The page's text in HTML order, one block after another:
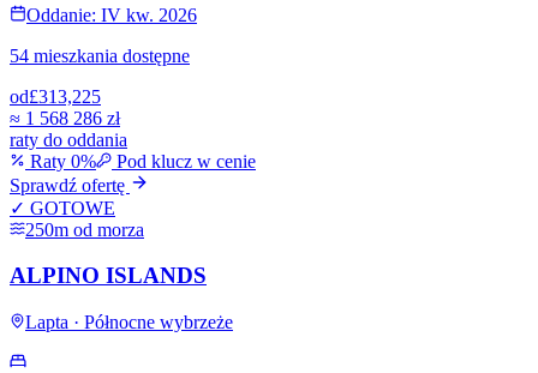
Oddanie: IV kw. 2026
54 mieszkania dostępne
od£313,225
≈ 1 568 286 zł
raty do oddania
Raty 0%
Pod klucz w cenie
Sprawdź ofertę
✓ GOTOWE
250m od morza
ALPINO ISLANDS
Lapta · Północne wybrzeże